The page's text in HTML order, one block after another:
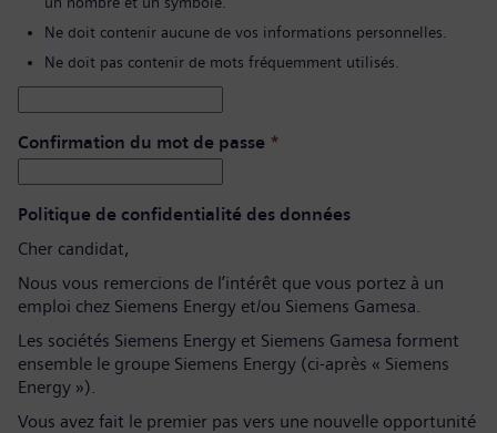
Ne doit contenir aucune de vos informations personnelles.
Ne doit pas contenir de mots fréquemment utilisés.
Confirmation du mot de passe *
Politique de confidentialité des données
Cher candidat,
Nous vous remercions de l’intérêt que vous portez à un
emploi chez Siemens Energy et/ou Siemens Gamesa.
Les sociétés Siemens Energy et Siemens Gamesa forment
ensemble le groupe Siemens Energy (ci-après « Siemens
Energy »).
Vous avez fait le premier pas vers une nouvelle opportunité